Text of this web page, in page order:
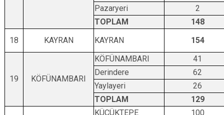
Pazaryeri
2
TOPLAM
148
18
KAYRAN KAYRAN 154
19 KÖFÜNAMBARI
KÖFÜNAMBARI
41
Derindere
62
Yaylayeri
26
TOPLAM
129
KÜÇÜKTEPE
100